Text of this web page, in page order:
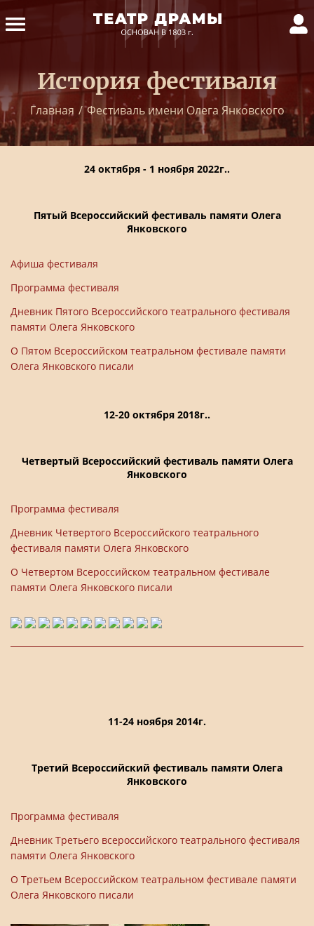
История фестиваля
Главная / Фестиваль имени Олега Янковского
24 октября - 1 ноября 2022г..
Пятый Всероссийский фестиваль памяти Олега
Янковского
Афиша фестиваля
Программа фестиваля
Дневник Пятого Всероссийского театрального фестиваля
памяти Олега Янковского
О Пятом Всероссийском театральном фестивале памяти
Олега Янковского писали
12-20 октября 2018г..
Четвертый Всероссийский фестиваль памяти Олега
Янковского
Программа фестиваля
Дневник Четвертого Всероссийского театрального
фестиваля памяти Олега Янковского
О Четвертом Всероссийском театральном фестивале
памяти Олега Янковского писали
11-24 ноября 2014г.
Третий Всероссийский фестиваль памяти Олега
Янковского
Программа фестиваля
Дневник Третьего всероссийского театрального фестиваля
памяти Олега Янковского
О Третьем Всероссийском театральном фестивале памяти
Олега Янковского писали